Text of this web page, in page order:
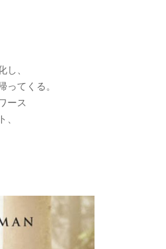
し、
ってくる。
ース
、